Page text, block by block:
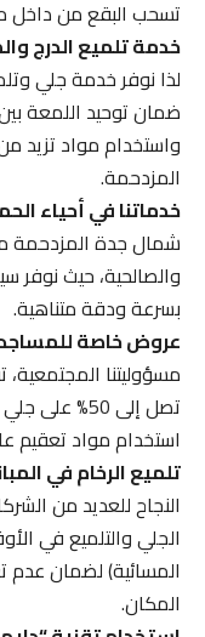
تسحب البقع من داخل
خدمة تلميع الدرج
لذا نوفر خدمة جلي
ضمان توحيد اللمعة بين
واستخدام مواد تزيد
المزدحمة.
خدماتنا في أحياء
شمال جدة المزدحمة مثل
والصالحية، حيث نوفر
بسرعة ودقة متناهية.
عروض خاصة للمساجد
مسؤوليتنا
تصل إلى 50%
استخدام مواد تعقيم
تلميع الرخام في
النجاح للعديد من
الجلي والتلميع في
المسائية) لضمان عدم
المكان.